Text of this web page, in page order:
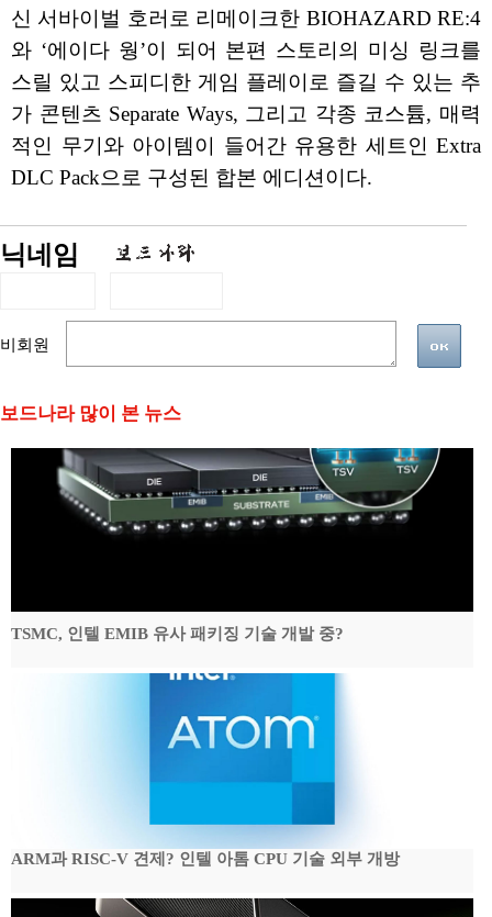
신 서바이벌 호러로 리메이크한 BIOHAZARD RE:4
와 ‘에이다 웡’이 되어 본편 스토리의 미싱 링크를
스릴 있고 스피디한 게임 플레이로 즐길 수 있는 추
가 콘텐츠 Separate Ways, 그리고 각종 코스튬, 매력
적인 무기와 아이템이 들어간 유용한 세트인 Extra
DLC Pack으로 구성된 합본 에디션이다.
닉네임
비회원
보드나라 많이 본 뉴스
TSMC, 인텔 EMIB 유사 패키징 기술 개발 중?
ARM과 RISC-V 견제? 인텔 아톰 CPU 기술 외부 개방